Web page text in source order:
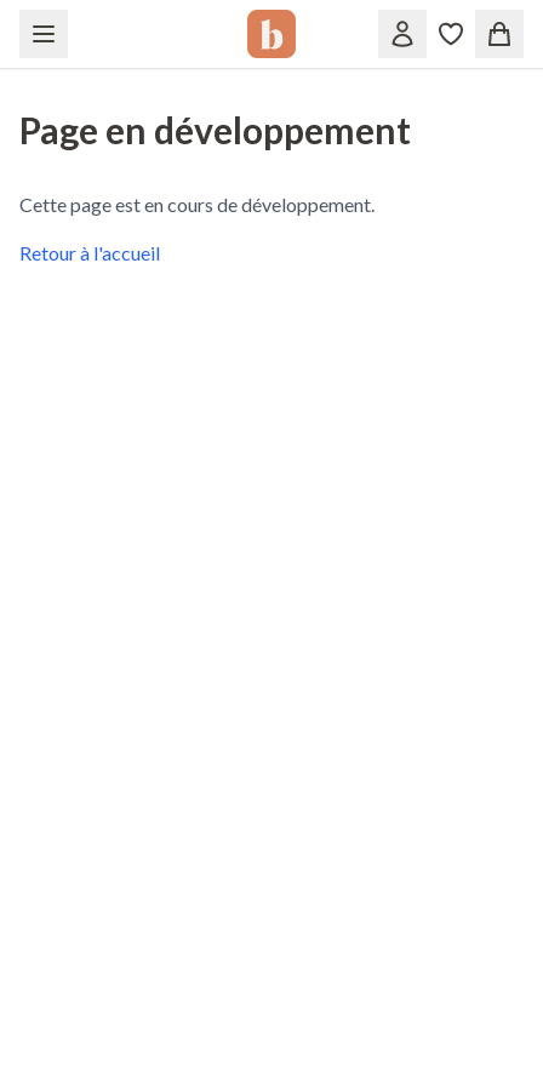
Page en développement
Cette page est en cours de développement.
Retour à l'accueil